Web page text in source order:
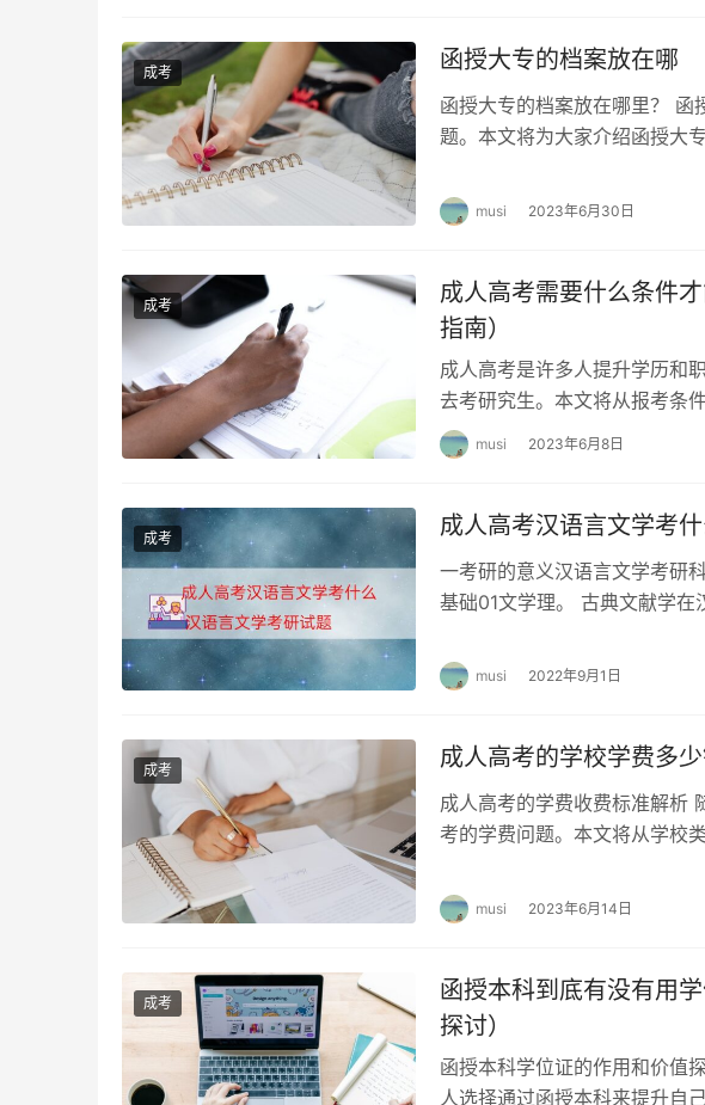
成考 函授大专的档案放在哪
函授大专的档案放在哪里？ 函
题。本文将为大家介绍函授大
musi 2023年6月30日
成考
成人高考需要什么条件
指南）
成人高考是许多人提升学历和
去考研究生。本文将从报考条
高考考研的相关问题。 一、报
musi 2023年6月8日
成考 成人高考汉语言文学考
一考研的意义汉语言文学考研
基础01文学理。 古典文献学
musi 2022年9月1日
成考 成人高考的学校学费多
成人高考的学费收费标准解析
考的学费问题。本文将从学校
musi 2023年6月14日
成考
函授本科到底有没有用
探讨）
函授本科学位证的作用和价值
人选择通过函授本科来提升自